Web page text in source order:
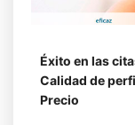
Éxito en las
Calidad de
Precio